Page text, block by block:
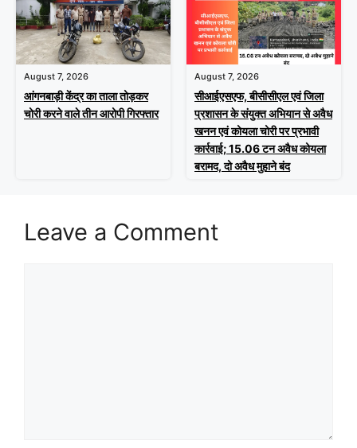
August 7, 2026
आंगनबाड़ी केंद्र का ताला तोड़कर
चोरी करने वाले तीन आरोपी गिरफ्तार
August 7, 2026
सीआईएसएफ, बीसीसीएल एवं जिला
प्रशासन के संयुक्त अभियान से अवैध
खनन एवं कोयला चोरी पर प्रभावी
कार्रवाई; 15.06 टन अवैध कोयला
बरामद, दो अवैध मुहाने बंद
Leave a Comment